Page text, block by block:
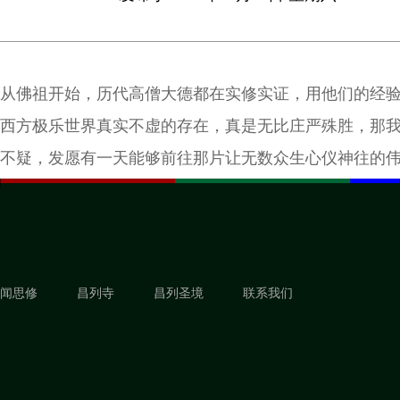
从佛祖开始，历代高僧大德都在实修实证，用他们的经
西方极乐世界真实不虚的存在，真是无比庄严殊胜，那
不疑，发愿有一天能够前往那片让无数众生心仪神往的
闻思修 昌列寺 昌列圣境 联系我们